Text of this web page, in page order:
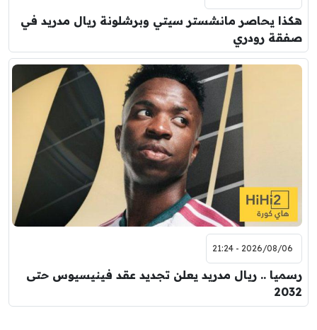
هكذا يحاصر مانشستر سيتي وبرشلونة ريال مدريد في
صفقة رودري
2026/08/06 - 21:24
رسميا .. ريال مدريد يعلن تجديد عقد فينيسيوس حتى
2032